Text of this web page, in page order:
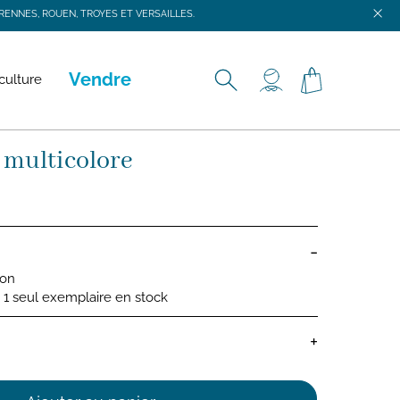
ROUEN, TROYES ET VERSAILLES.
Vendre
-
seul exemplaire en stock
+